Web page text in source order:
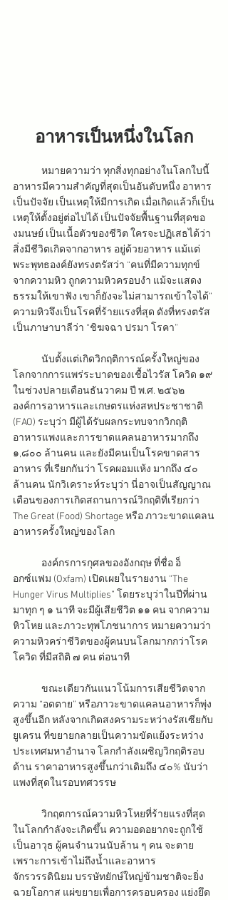
อาหารเป็นหนึ่งในโลก
อาหารมีความสำคัญที่สุดเป็นอันดับหนึ่ง อาหาร
เป็นปัจจัย เป็นเหตุให้มีการเกิด เมื่อเกิดแล้วก็เป็น
เหตุให้ตั้งอยู่ต่อไปได้ เป็นปัจจัยพื้นฐานที่สุดขอ
งมนษย์ เป็นเนื้อตัวของชีวิต ใครจะปฏิเสธได้ว่า
สิ่งมีชีวิตเกิดจากอาหาร อยู่ด้วยอาหาร แม้แต่
พระพุทธองค์ยังทรงตรัสว่า “คนที่มีความทุกข์
จากความหิว ถูกความหิวครอบงำ แม้จะแสดง
ธรรมให้เขาฟัง เขาก็ยังจะไม่สามารถเข้าใจได้”
ความหิวจึงเป็นโรคที่ร้ายแรงที่สุด ดังที่ทรงตรัส
เป็นภาษาบาลีว่า “ชิฆจฉา ปรมา โรคา”
โลกจากการแพร่ระบาดของเชื้อไวรัส โควิด ๑๙
ในช่วงปลายเดือนธันวาคม ปี พ.ศ. ๒๕๖๒
องค์การอาหารและเกษตรแห่งสหประชาชาติ
(FAO) ระบุว่า มีผู้ได้รับผลกระทบจากวิกฤติ
อาหารแพงและการขาดแคลนอาหารมากถึง
๑,๘๐๐ ล้านคน และยังมีคนเป็นโรคขาดสาร
อาหาร ที่เรียกกันว่า โรคผอมแห้ง มากถึง ๔๐
ล้านคน นักวิเคราะห์ระบุว่า นี่อาจเป็นสัญญาณ
เตือนของการเกิดสถานการณ์วิกฤติที่เรียกว่า
The Great (Food) Shortage หรือ ภาวะขาดแคลน
อาหารครั้งใหญ่ของโลก
อกซ์แฟม (Oxfam) เปิดเผยในรายงาน “The
Hunger Virus Multiplies” โดยระบุว่าในปีที่ผ่าน
มาทุก ๆ ๑ นาที จะมีผู้เสียชีวิต ๑๑ คน จากความ
หิวโหย และภาวะทุพโภชนาการ หมายความว่า
ความหิวคร่าชีวิตของผู้คนบนโลกมากกว่าโรค
โควิด ที่มีสถิติ ๗ คน ต่อนาที
ขณะเดียวกันแนวโน้มการเสียชีวิตจาก
ความ “อดตาย” หรือภาวะขาดแคลนอาหารก็พุ่ง
สูงขึ้นอีก หลังจากเกิดสงครามระหว่างรัสเซียกับ
ยูเครน ที่ขยายกลายเป็นความขัดแย้งระหว่าง
ประเทศมหาอำนาจ โลกกำลังเผชิญวิกฤติรอบ
ด้าน ราคาอาหารสูงขึ้นกว่าเดิมถึง ๔๐% นับว่า
แพงที่สุดในรอบทศวรรษ
วิกฤตการณ์ความหิวโหยที่ร้ายแรงที่สุด
ในโลกกำลังจะเกิดขึ้น ความอดอยากจะถูกใช้
เป็นอาวุธ ผู้คนจำนวนนับล้าน ๆ คน จะตาย
เพราะการเข้าไม่ถึงน้ำและอาหาร
จักรวรรดินิยม บรรษัทยักษ์ใหญ่ข้ามชาติจะยิ่ง
ฉวยโอกาส แผ่ขยายเพื่อการครอบครอง แย่งยึด